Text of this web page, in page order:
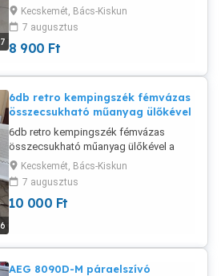
7
képeken látható megkímélt állapotban
eladó. 71cm magas.
Kecskemét, Bács-Kiskun
7 augusztus
8 900 Ft
6
6db retro kempingszék fémvázas
összecsukható műanyag ülőkével
6db retro kempingszék fémvázas
összecsukható műanyag ülőkével a
képeken látható állapotban eladó.
Korrodált, szerkezetileg jó, át kell
festeni.
Kecskemét, Bács-Kiskun
7 augusztus
10 000 Ft
AEG 8090D-M páraelszívó